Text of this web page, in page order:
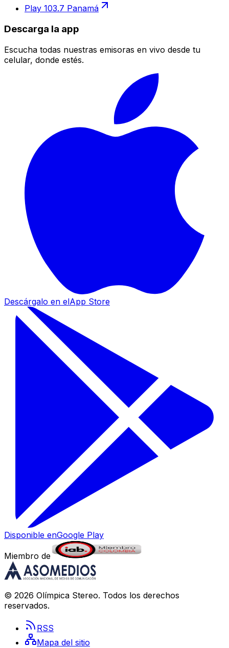
Play 103.7 Panamá
Descarga la app
Escucha todas nuestras emisoras en vivo desde tu
celular, donde estés.
Descárgalo en elApp Store
Disponible enGoogle Play
Miembro de
© 2026 Olímpica Stereo. Todos los derechos
reservados.
RSS
Mapa del sitio